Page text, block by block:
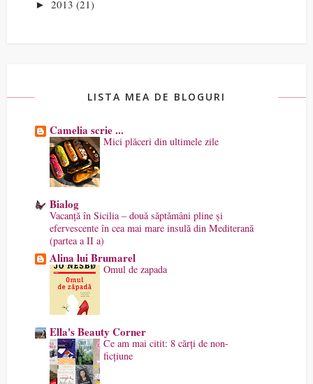
► 2013 (21)
LISTA MEA DE BLOGURI
Camelia scrie ...
Mici plăceri din ultimele zile
Bialog
Vacanță în Sicilia – două săptămâni pline și
efervescente în cea mai mare insulă din Mediterană
(partea a II a)
Alina lui Brumarel
Omul de zapada
Ella's Beauty Corner
Ce am mai citit: 8 cărți de non-
ficțiune